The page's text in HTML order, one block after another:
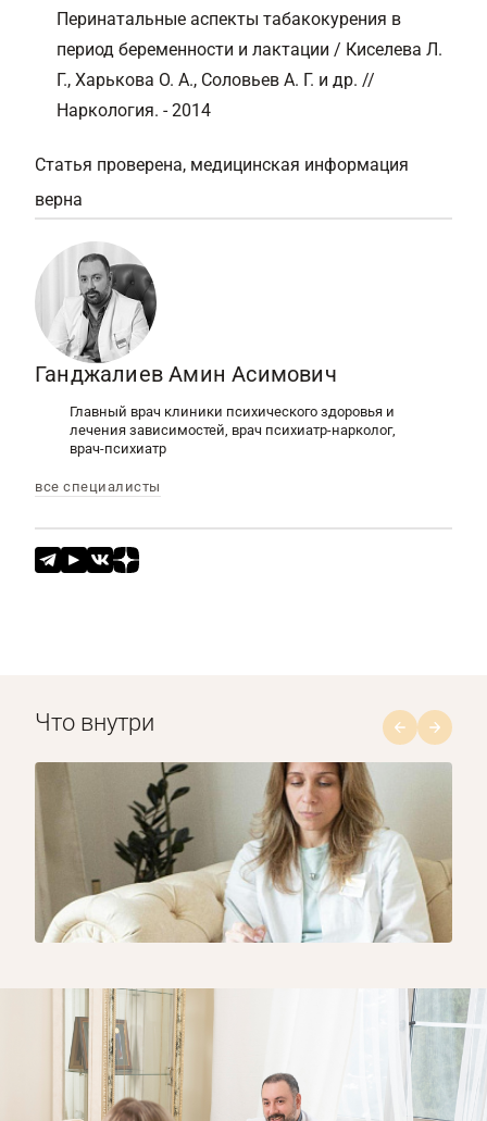
Перинатальные аспекты табакокурения в
период беременности и лактации / Киселева Л.
Г., Харькова О. А., Соловьев А. Г. и др. //
Наркология. - 2014
Статья проверена, медицинская информация
верна
Ганджалиев Амин Асимович
Главный врач клиники психического здоровья и
лечения зависимостей, врач психиатр-нарколог,
врач-психиатр
все специалисты
Что внутри
1/8